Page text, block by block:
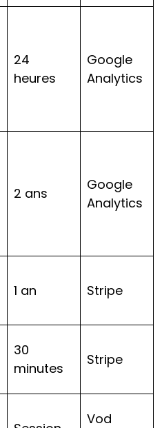
24
heures
Google
Analytics
2 ans
Google
Analytics
1 an Stripe
30
minutes
Stripe
Vod